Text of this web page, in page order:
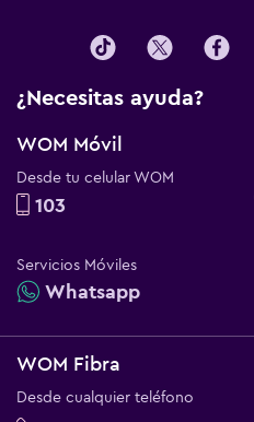
¿Necesitas ayuda?
WOM Móvil
Desde tu celular WOM
103
Servicios Móviles
Whatsapp
WOM Fibra
Desde cualquier teléfono